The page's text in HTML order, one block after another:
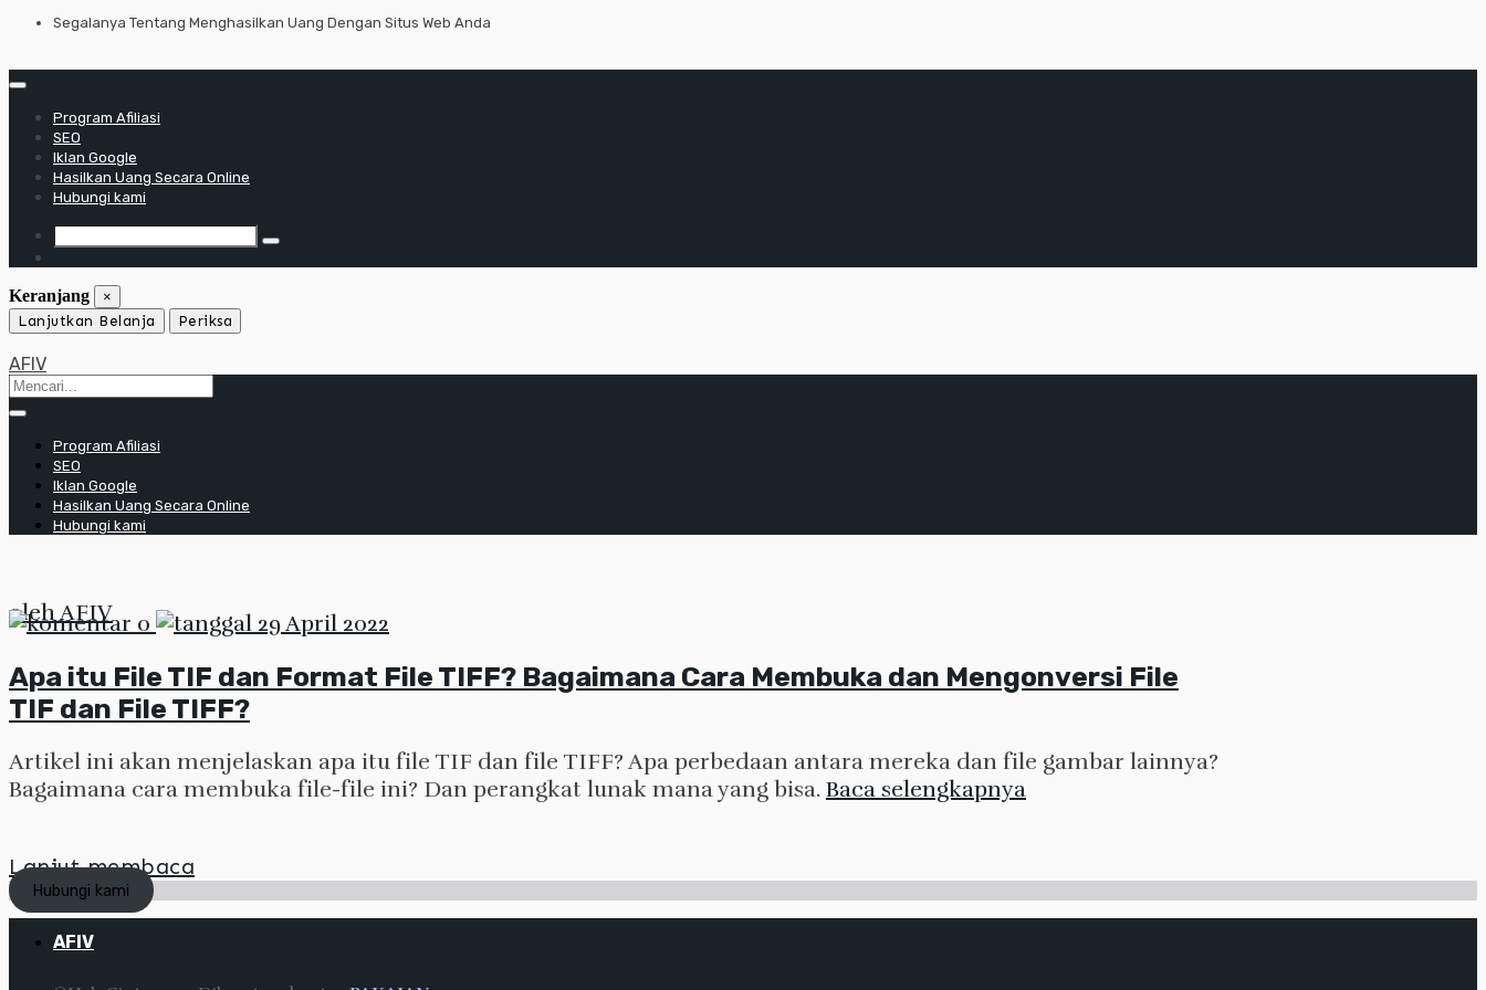
LewatiSegalanya Tentang Menghasilkan Uang Dengan Situs Web Anda
Program Afiliasi
SEO
Iklan Google
Hasilkan Uang Secara Online
Hubungi kami
Keranjang ×
Lanjutkan Belanja Periksa
AFIV
Program Afiliasi
SEO
Iklan Google
Hasilkan Uang Secara Online
Hubungi kami
olehAFIV 0 29 April 2022
Apa itu File TIF dan Format File TIFF? Bagaimana Cara Membuka dan Mengonversi File
TIF dan File TIFF?
Artikel ini akan menjelaskan apa itu file TIF dan file TIFF? Apa perbedaan antara mereka dan file gambar lainnya?
Bagaimana cara membuka file-file ini? Dan perangkat lunak mana yang bisa. Baca selengkapnya
Lanjut membaca
Hubungi kami
AFIV